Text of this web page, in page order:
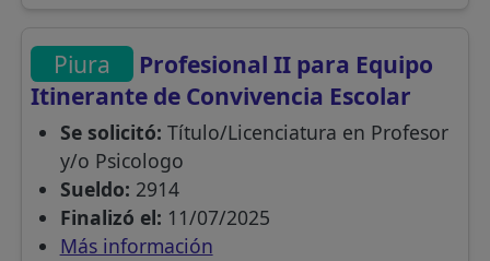
Piura
Profesional II para Equipo
Itinerante de Convivencia Escolar
Se solicitó: Título/Licenciatura en Profesor
y/o Psicologo
Sueldo: 2914
Finalizó el: 11/07/2025
Más información